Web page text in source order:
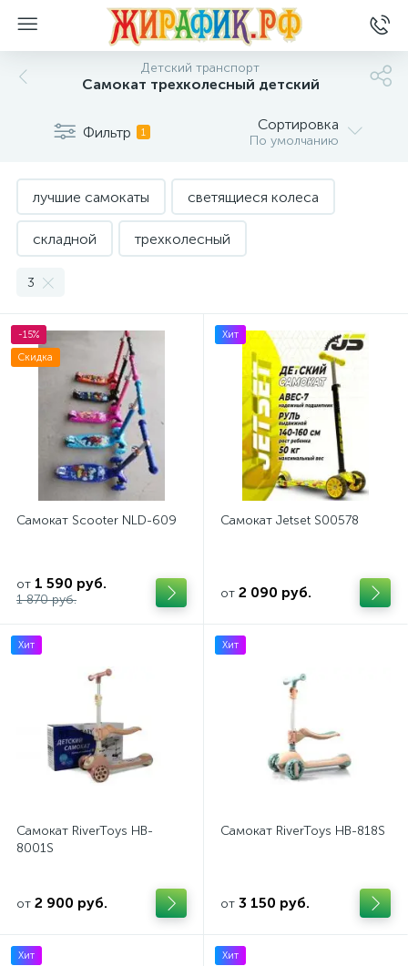
Детский транспорт
Самокат трехколесный детский
Фильтр 1 Сортировка
По умолчанию
лучшие самокаты светящиеся колеса
складной трехколесный
3
-15%
Скидка
Самокат Scooter NLD-609
от 1 590 руб.
1 870 руб.
Хит
Самокат Jetset S00578
от 2 090 руб.
Хит
Самокат RiverToys HB-
8001S
от 2 900 руб.
Хит
Самокат RiverToys HB-818S
от 3 150 руб.
Хит Хит